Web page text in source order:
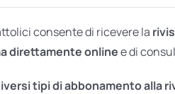
consente di ricevere la
direttamente onlinee di
tipi di abbonamento alla